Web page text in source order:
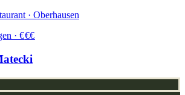
· Oberhausen
· €€€